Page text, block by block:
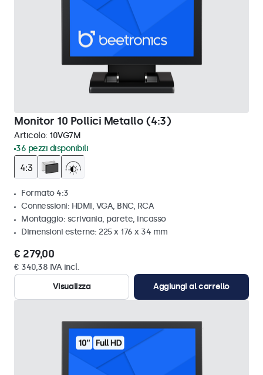
Monitor 10 Pollici Metallo (4:3)
Articolo: 10VG7M
36 pezzi disponibili
Formato 4:3
Connessioni: HDMI, VGA, BNC, RCA
Montaggio: scrivania, parete, incasso
Dimensioni esterne: 225 x 176 x 34 mm
€ 279,00
€ 340,38 IVA incl.
Visualizza
Aggiungi al carrello